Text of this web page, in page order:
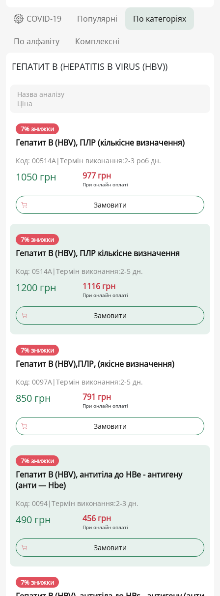
COVID-19 Популярні По категоріях
По алфавіту Комплексні
ГЕПАТИТ В (HEPATITIS B VIRUS (HBV))
Назва аналізу
Ціна
7% знижки
Гепатит В (HBV), ПЛР (кількісне визначення)
Код: 00514А|Термін виконання:2-3 роб дн.
1050 грн 977 грн
При онлайн оплаті
Замовити
7% знижки
Гепатит В (HBV), ПЛР кількісне визначення
Код: 0514А|Термін виконання:2-5 дн.
1200 грн 1116 грн
При онлайн оплаті
Замовити
7% знижки
Гепатит В (HBV),ПЛР, (якісне визначення)
Код: 0097А|Термін виконання:2-5 дн.
850 грн 791 грн
При онлайн оплаті
Замовити
7% знижки
Гепатит В (HBV), антитіла до НВе - антигену
(анти — Hbe)
Код: 0094|Термін виконання:2-3 дн.
490 грн 456 грн
При онлайн оплаті
Замовити
7% знижки